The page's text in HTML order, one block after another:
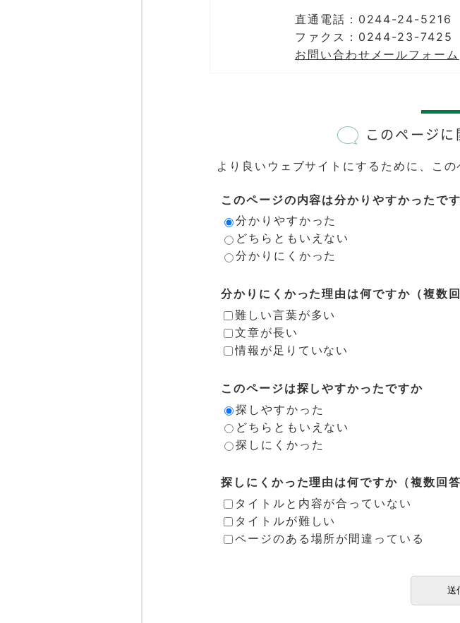
直通電話：0244-24-5216
ファクス：0244-23-7425
お問い合わせメールフォーム
このページ
より良いウェブサイトにするために、こ
このページの内容は分かりやすかったで
分かりやすかった
どちらともいえない
分かりにくかった
分かりにくかった理由は何ですか（複数回
難しい言葉が多い
文章が長い
情報が足りていない
このページは探しやすかったですか
探しやすかった
どちらともいえない
探しにくかった
探しにくかった理由は何ですか（複数回答
タイトルと内容が合っていない
タイトルが難しい
ページのある場所が間違っている